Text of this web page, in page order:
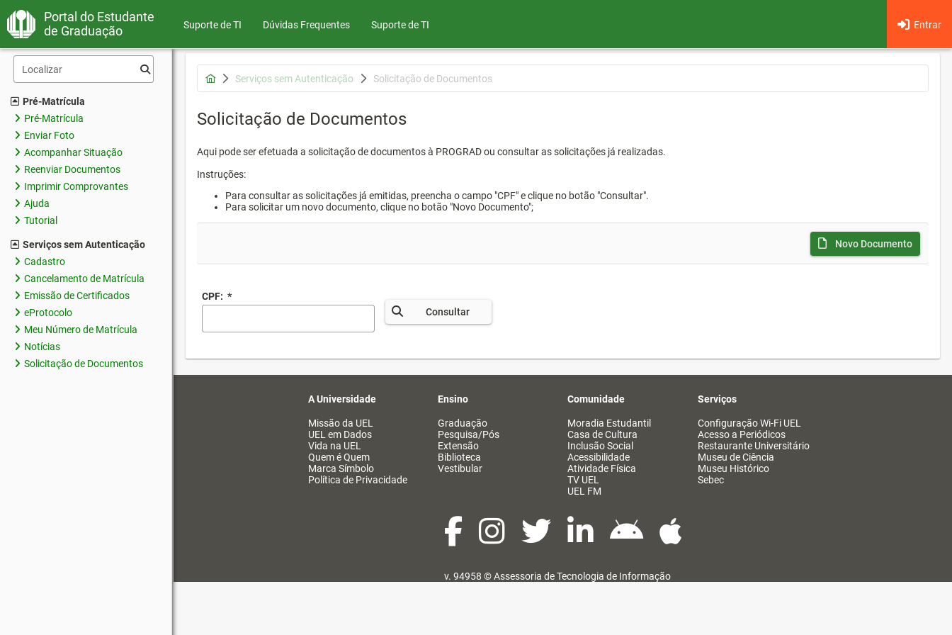
Portal do Estudante
de Graduação
Suporte de TI Dúvidas Frequentes Entrar
Suporte de TI
Pré-Matrícula
Pré-Matrícula
Enviar Foto
Acompanhar Situação
Reenviar Documentos
Imprimir Comprovantes
Ajuda
Tutorial
Serviços sem Autenticação
Cadastro
Cancelamento de Matrícula
Emissão de Certificados
eProtocolo
Meu Número de Matrícula
Notícias
Solicitação de Documentos
Serviços sem Autenticação Solicitação de Documentos
Solicitação de Documentos
Aqui pode ser efetuada a solicitação de documentos à PROGRAD ou consultar as solicitações já realizadas.
Instruções:
Para consultar as solicitações já emitidas, preencha o campo "CPF" e clique no botão "Consultar".
Para solicitar um novo documento, clique no botão "Novo Documento";
Novo Documento
CPF: *
Consultar
A Universidade
Missão da UEL
UEL em Dados
Vida na UEL
Quem é Quem
Marca Símbolo
Política de Privacidade
Ensino
Graduação
Pesquisa/Pós
Extensão
Biblioteca
Vestibular
Comunidade
Moradia Estudantil
Casa de Cultura
Inclusão Social
Acessibilidade
Atividade Física
TV UEL
UEL FM
Serviços
Configuração Wi-Fi UEL
Acesso a Periódicos
Restaurante Universitário
Museu de Ciência
Museu Histórico
Sebec
v. 94958 ©Assessoria de Tecnologia de Informação